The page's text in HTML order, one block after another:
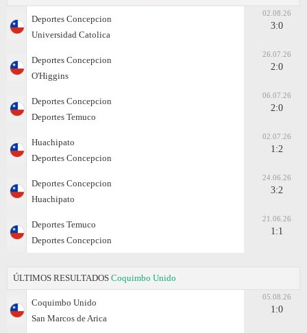
Deportes Concepcion
Universidad Catolica
02.08.26
3:0
Deportes Concepcion
O'Higgins
26.07.26
2:0
Deportes Concepcion
Deportes Temuco
06.07.26
2:0
Huachipato
Deportes Concepcion
02.07.26
1:2
Deportes Concepcion
Huachipato
24.06.26
3:2
Deportes Temuco
Deportes Concepcion
21.06.26
1:1
ÚLTIMOS RESULTADOS Coquimbo Unido
Coquimbo Unido
San Marcos de Arica
05.08.26
1:0